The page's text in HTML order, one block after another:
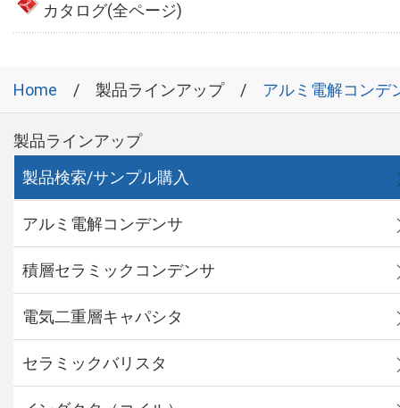
カタログ(全ページ)
Home 製品ラインアップ アルミ電解コンデ
製品ラインアップ
製品検索/サンプル購入
アルミ電解コンデンサ
積層セラミックコンデンサ
電気二重層キャパシタ
セラミックバリスタ